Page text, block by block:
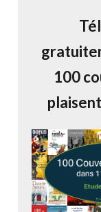
100